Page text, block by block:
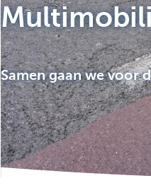
Samen gaan we voor